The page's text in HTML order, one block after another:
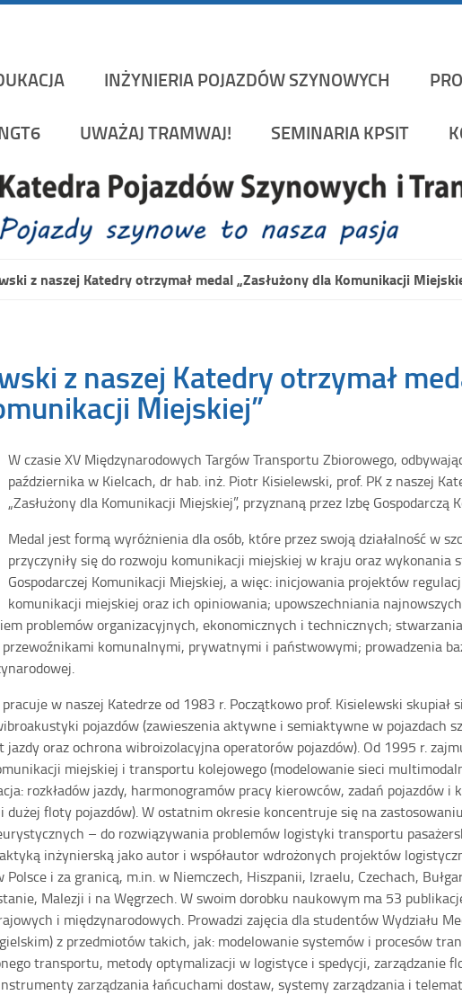
INŻYNIERIA POJAZDÓW SZYNOWYCH
UWAŻAJ TRAMWAJ! SEMINARIA KPSIT
z naszej Katedry otrzymał medal „Zasłużony dla Komunikacji
z naszej Katedry otrzymał
Miejskiej”
W czasie XV Międzynarodowych Targów Transportu Zbiorowego,
października w Kielcach, dr hab. inż. Piotr Kisielewski, prof. PK z naszej
„Zasłużony dla Komunikacji Miejskiej”, przyznaną przez Izbę Gospodarczą
Medal jest formą wyróżnienia dla osób, które przez swoją działalność w
przyczyniły się do rozwoju komunikacji miejskiej w kraju oraz wykonania
Gospodarczej Komunikacji Miejskiej, a więc: inicjowania projektów
komunikacji miejskiej oraz ich opiniowania; upowszechniania
problemów organizacyjnych, ekonomicznych i technicznych;
komunalnymi, prywatnymi i państwowymi; prowadzenia
w naszej Katedrze od 1983 r. Początkowo prof. Kisielewski skupiał
pojazdów (zawieszenia aktywne i semiaktywne w pojazdach
oraz ochrona wibroizolacyjna operatorów pojazdów). Od 1995 r.
miejskiej i transportu kolejowego (modelowanie sieci
rozkładów jazdy, harmonogramów pracy kierowców, zadań pojazdów
dużej floty pojazdów). W ostatnim okresie koncentruje się na
– do rozwiązywania problemów logistyki transportu
inżynierską jako autor i współautor wdrożonych projektów
i za granicą, m.in. w Niemczech, Hiszpanii, Izraelu, Czechach,
Malezji i na Węgrzech. W swoim dorobku naukowym ma 53
i międzynarodowych. Prowadzi zajęcia dla studentów Wydziału
z przedmiotów takich, jak: modelowanie systemów i procesów
transportu, metody optymalizacji w logistyce i spedycji, zarządzanie
zarządzania łańcuchami dostaw, systemy zarządzania i